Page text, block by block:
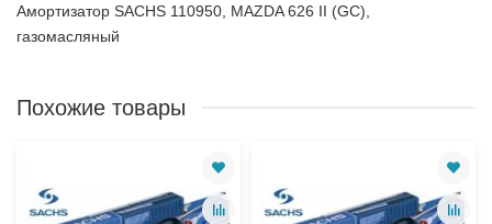
Амортизатор SACHS 110950, MAZDA 626 II (GC),
газомасляный
Похожие товары